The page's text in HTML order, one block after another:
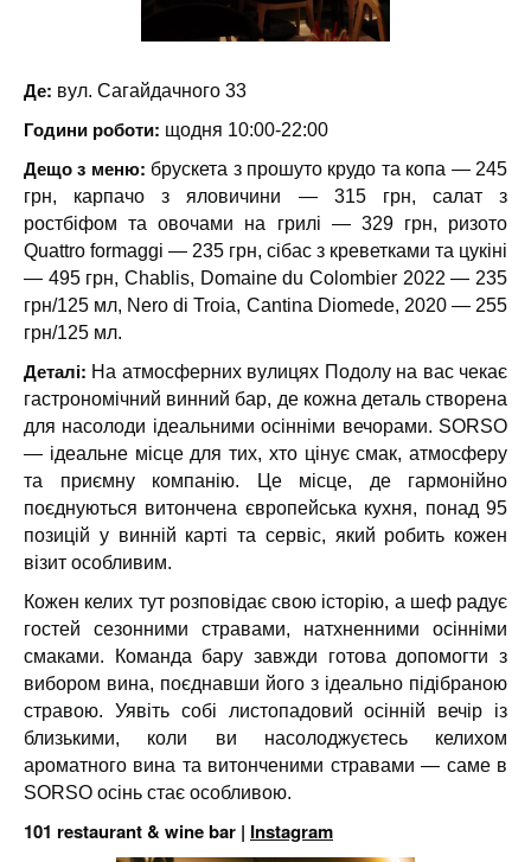
Де: вул. Сагайдачного 33
Години роботи: щодня 10:00-22:00
Дещо з меню: брускета з прошуто крудо та копа — 245
грн, карпачо з яловичини — 315 грн, салат з
ростбіфом та овочами на грилі — 329 грн, ризото
Quattro formaggi — 235 грн, сібас з креветками та цукіні
— 495 грн, Chablis, Domaine du Colombier 2022 — 235
грн/125 мл, Nero di Troia, Cantina Diomede, 2020 — 255
грн/125 мл.
Деталі: На атмосферних вулицях Подолу на вас чекає
гастрономічний винний бар, де кожна деталь створена
для насолоди ідеальними осінніми вечорами. SORSO
— ідеальне місце для тих, хто цінує смак, атмосферу
та приємну компанію. Це місце, де гармонійно
поєднуються витончена європейська кухня, понад 95
позицій у винній карті та сервіс, який робить кожен
візит особливим.
Кожен келих тут розповідає свою історію, а шеф радує
гостей сезонними стравами, натхненними осінніми
смаками. Команда бару завжди готова допомогти з
вибором вина, поєднавши його з ідеально підібраною
стравою. Уявіть собі листопадовий осінній вечір із
близькими, коли ви насолоджуєтесь келихом
ароматного вина та витонченими стравами — саме в
SORSO осінь стає особливою.
101 restaurant & wine bar | Instagram